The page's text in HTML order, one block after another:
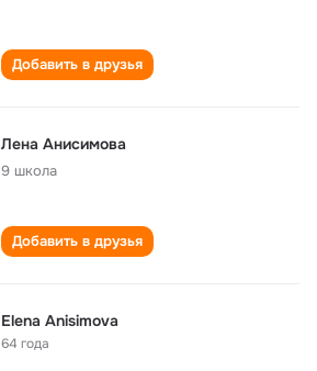
Добавить в друзья
Лена Анисимова
9 школа
Добавить в друзья
Elena Anisimova
64 года